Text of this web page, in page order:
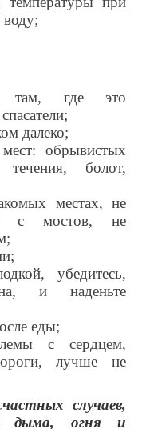
там, где это
далеко;
обрывистых
течения, болот,
местах, не
с мостов, не
убедитесь,
и наденьте
еды;
с сердцем,
лучше не
случаев,
дыма, огня и